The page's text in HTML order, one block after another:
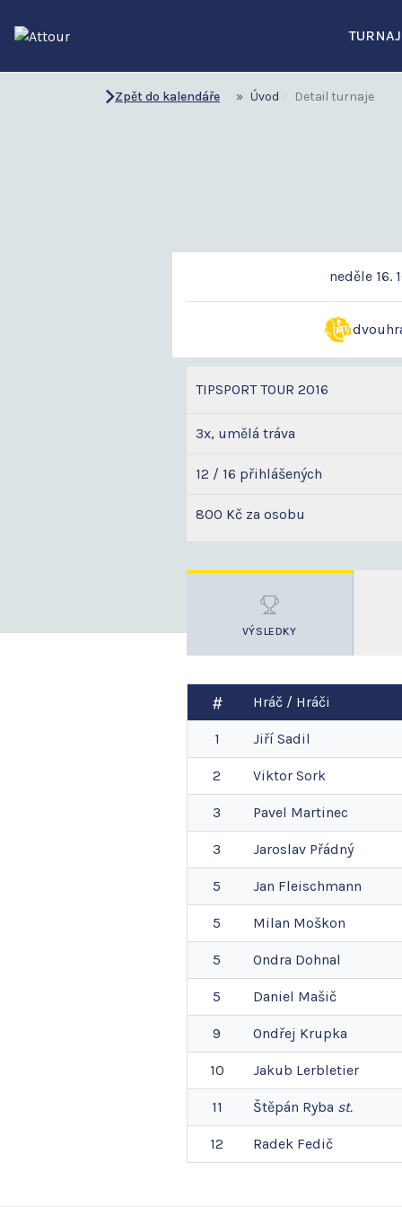
Úvod Detail turnaje
Zpět do kalendáře
neděle 16.
TIPSPORT TOUR 2016
3x, umělá tráva
12 / 16 přihlášených
800 Kč za osobu
VÝSLEDKY
Hráč / Hráči
1 Jiří Sadil
2 Viktor Sork
3 Pavel Martinec
3 Jaroslav Přádný
5 Jan Fleischmann
5 Milan Moškon
5 Ondra Dohnal
5 Daniel Mašič
9 Ondřej Krupka
10 Jakub Lerbletier
11 Štěpán Ryba st.
12 Radek Fedič